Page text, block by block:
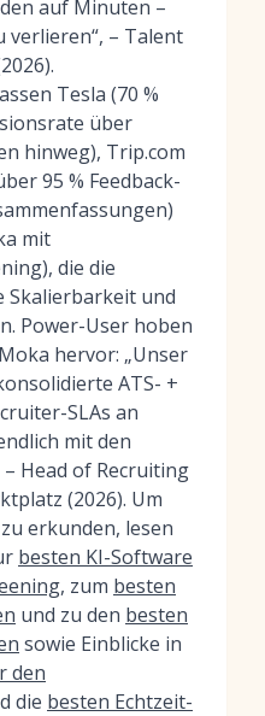
auf Minuten –
– Talent
Tesla (70 %
über
hinweg), Trip.com
95 % Feedback-
mit
die die
und
Power-User hoben
hervor: „Unser
ATS- +
SLAs an
mit den
Head of Recruiting
(2026). Um
erkunden, lesen
besten KI-Software
, zum besten
und zu den besten
sowie Einblicke in
den
die besten Echtzeit-